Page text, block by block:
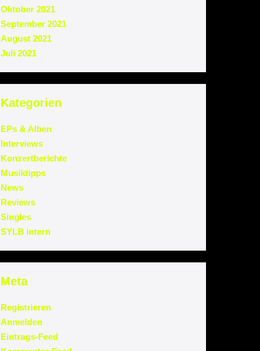
Oktober 2021
September 2021
August 2021
Juli 2021
Kategorien
EPs & Alben
Interviews
Konzertberichte
Musiktipps
News
Reviews
Singles
SYLB intern
Meta
Registrieren
Anmelden
Eintrags-Feed